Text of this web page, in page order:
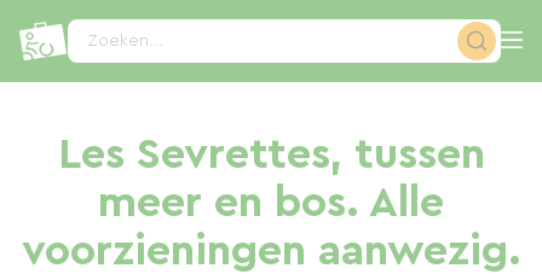
Zoeken...
Les Sevrettes, tussen
meer en bos. Alle
voorzieningen aanwezig.
Cookies beheer paneel